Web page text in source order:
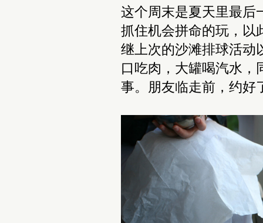
这个周末是夏天里最后
抓住机会拼命的玩，以
继上次的沙滩排球活动
口吃肉，大罐喝汽水，
事。朋友临走前，约好